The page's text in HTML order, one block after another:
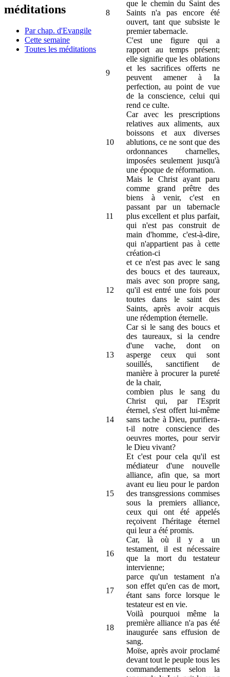
méditations
Par chap. d'Evangile
Cette semaine
Toutes les méditations
8
que le chemin du Saint des
Saints n'a pas encore été
ouvert, tant que subsiste le
premier tabernacle.
9
C'est une figure qui a
rapport au temps présent;
elle signifie que les oblations
et les sacrifices offerts ne
peuvent amener à Ia
perfection, au point de vue
de la conscience, celui qui
rend ce culte.
10
Car avec les prescriptions
relatives aux aliments, aux
boissons et aux diverses
ablutions, ce ne sont que des
ordonnances charnelles,
imposées seulement jusqu'à
une époque de réformation.
11
Mais le Christ ayant paru
comme grand prêtre des
biens à venir, c'est en
passant par un tabernacle
plus excellent et plus parfait,
qui n'est pas construit de
main d'homme, c'est-à-dire,
qui n'appartient pas à cette
création-ci
12
et ce n'est pas avec le sang
des boucs et des taureaux,
mais avec son propre sang,
qu'il est entré une fois pour
toutes dans le saint des
Saints, après avoir acquis
une rédemption éternelle.
13
Car si le sang des boucs et
des taureaux, si la cendre
d'une vache, dont on
asperge ceux qui sont
souillés, sanctifient de
manière à procurer la pureté
de la chair,
14
combien plus le sang du
Christ qui, par l'Esprit
éternel, s'est offert lui-même
sans tache à Dieu, purifiera-
t-il notre conscience des
oeuvres mortes, pour servir
le Dieu vivant?
15
Et c'est pour cela qu'il est
médiateur d'une nouvelle
alliance, afin que, sa mort
avant eu lieu pour le pardon
des transgressions commises
sous la premiers alliance,
ceux qui ont été appelés
reçoivent l'héritage éternel
qui leur a été promis.
16
Car, là où il y a un
testament, il est nécessaire
que la mort du testateur
intervienne;
17
parce qu'un testament n'a
son effet qu'en cas de mort,
étant sans force lorsque le
testateur est en vie.
18
Voilà pourquoi même la
première alliance n'a pas été
inaugurée sans effusion de
sang.
Moïse, après avoir proclamé
devant tout le peuple tous les
commandements selon la